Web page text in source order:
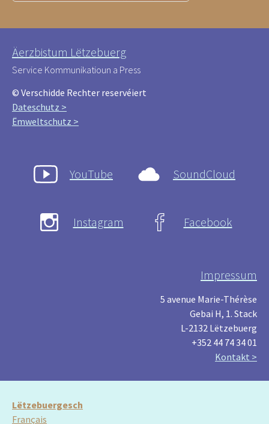
Äerzbistum Lëtzebuerg
Service Kommunikatioun a Press
© Verschidde Rechter reservéiert
Dateschutz >
Ëmweltschutz >
YouTube SoundCloud
Instagram Facebook
Impressum
5 avenue Marie-Thérèse
Gebai H, 1. Stack
L-2132 Lëtzebuerg
+352 44 74 34 01
Kontakt >
Lëtzebuergesch
Français